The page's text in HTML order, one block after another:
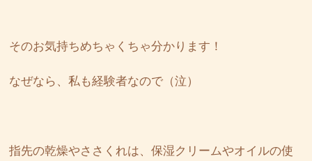
そのお気持ちめちゃくちゃ分かります！
なぜなら、私も経験者なので（泣）
指先の乾燥やささくれは、保湿クリームやオイルの使